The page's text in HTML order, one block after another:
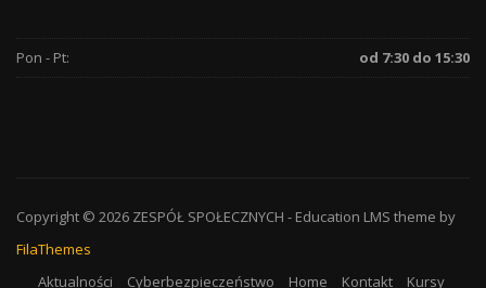
Pon - Pt: od 7:30 do 15:30
Copyright © 2026 ZESPÓŁ SPOŁECZNYCH - Education LMS theme by
FilaThemes
Aktualności
Cyberbezpieczeństwo Home Kontakt Kursy